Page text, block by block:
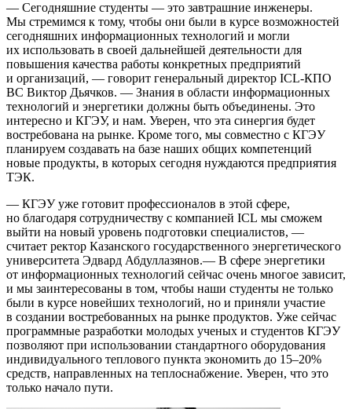
— Сегодняшние студенты — это завтрашние инженеры.
Мы стремимся к тому, чтобы они были в курсе возможностей
сегодняшних информационных технологий и могли
их использовать в своей дальнейшей деятельности для
повышения качества работы конкретных предприятий
и организаций, — говорит генеральный директор ICL-КПО
ВС Виктор Дьячков. — Знания в области информационных
технологий и энергетики должны быть объединены. Это
интересно и КГЭУ, и нам. Уверен, что эта синергия будет
востребована на рынке. Кроме того, мы совместно с КГЭУ
планируем создавать на базе наших общих компетенций
новые продукты, в которых сегодня нуждаются предприятия
ТЭК.
— КГЭУ уже готовит профессионалов в этой сфере,
но благодаря сотрудничеству с компанией ICL мы сможем
выйти на новый уровень подготовки специалистов, —
считает ректор Казанского государственного энергетического
университета Эдвард Абдуллазянов.— В сфере энергетики
от информационных технологий сейчас очень многое зависит,
и мы заинтересованы в том, чтобы наши студенты не только
были в курсе новейших технологий, но и приняли участие
в создании востребованных на рынке продуктов. Уже сейчас
программные разработки молодых ученых и студентов КГЭУ
позволяют при использовании стандартного оборудования
индивидуального теплового пункта экономить до 15–20%
средств, направленных на теплоснабжение. Уверен, что это
только начало пути.